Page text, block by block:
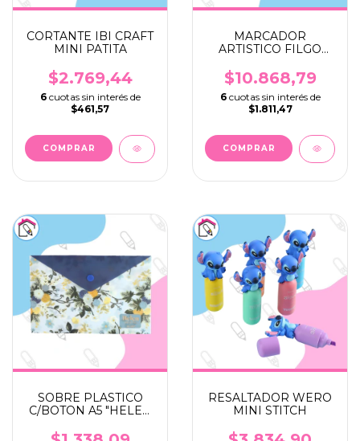
CORTANTE IBI CRAFT
MINI PATITA
$2.769,44
6 cuotas sin interés de
$461,57
MARCADOR
ARTISTICO FILGO
PUNTA PASTEL X 12
$10.868,79
6 cuotas sin interés de
$1.811,47
SOBRE PLASTICO
C/BOTON A5 "HELEN
RESALTADOR WERO
MINI STITCH